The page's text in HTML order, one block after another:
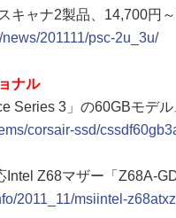
キャナ2製品、14,700円
201111/psc-2u_3u/
ナル
Series 3」の60GBモデ
corsair-ssd/
Intel Z68マザー「Z68A-
2011_11/msiintel-